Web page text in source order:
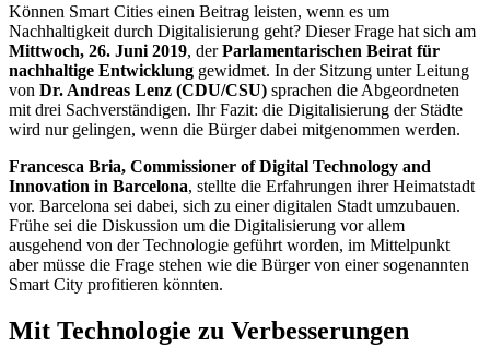
Können Smart Cities einen Beitrag leisten, wenn es um
Nachhaltigkeit durch Digitalisierung geht? Dieser Frage hat sich am
Mittwoch, 26. Juni 2019, derParlamentarischen Beirat für
nachhaltige Entwicklung gewidmet. In der Sitzung unter Leitung
von Dr. Andreas Lenz (CDU/CSU) sprachen die Abgeordneten
mit drei Sachverständigen. Ihr Fazit: die Digitalisierung der Städte
wird nur gelingen, wenn die Bürger dabei mitgenommen werden.
Francesca Bria, Commissioner of Digital Technology and
Innovation in Barcelona, stellte die Erfahrungen ihrer Heimatstadt
vor. Barcelona sei dabei, sich zu einer digitalen Stadt umzubauen.
Frühe sei die Diskussion um die Digitalisierung vor allem
ausgehend von der Technologie geführt worden, im Mittelpunkt
aber müsse die Frage stehen wie die Bürger von einer sogenannten
Smart City profitieren könnten.
Mit Technologie zu Verbesserungen